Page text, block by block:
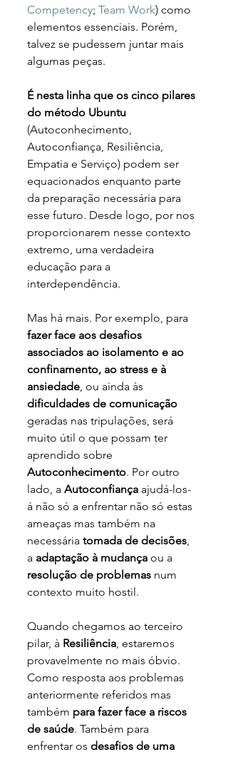
Competency; Team Work) como
elementos essenciais. Porém,
talvez se pudessem juntar mais
algumas peças.
É nesta linha que os cinco pilares
do método Ubuntu
(Autoconhecimento,
Autoconfiança, Resiliência,
Empatia e Serviço) podem ser
equacionados enquanto parte
da preparação necessária para
esse futuro. Desde logo, por nos
proporcionarem nesse contexto
extremo, uma verdadeira
educação para a
interdependência.
Mas há mais. Por exemplo, para
fazer face aos desafios
associados ao isolamento e ao
confinamento, ao stress e à
ansiedade, ou ainda às
dificuldades de comunicação
geradas nas tripulações, será
muito útil o que possam ter
aprendido sobre
Autoconhecimento. Por outro
lado, a Autoconfiança ajudá-los-
á não só a enfrentar não só estas
ameaças mas também na
necessária tomada de decisões,
a adaptação à mudança ou a
resolução de problemas num
contexto muito hostil.
Quando chegamos ao terceiro
pilar, à Resiliência, estaremos
provavelmente no mais óbvio.
Como resposta aos problemas
anteriormente referidos mas
também para fazer face a riscos
de saúde. Também para
enfrentar os desafios de uma